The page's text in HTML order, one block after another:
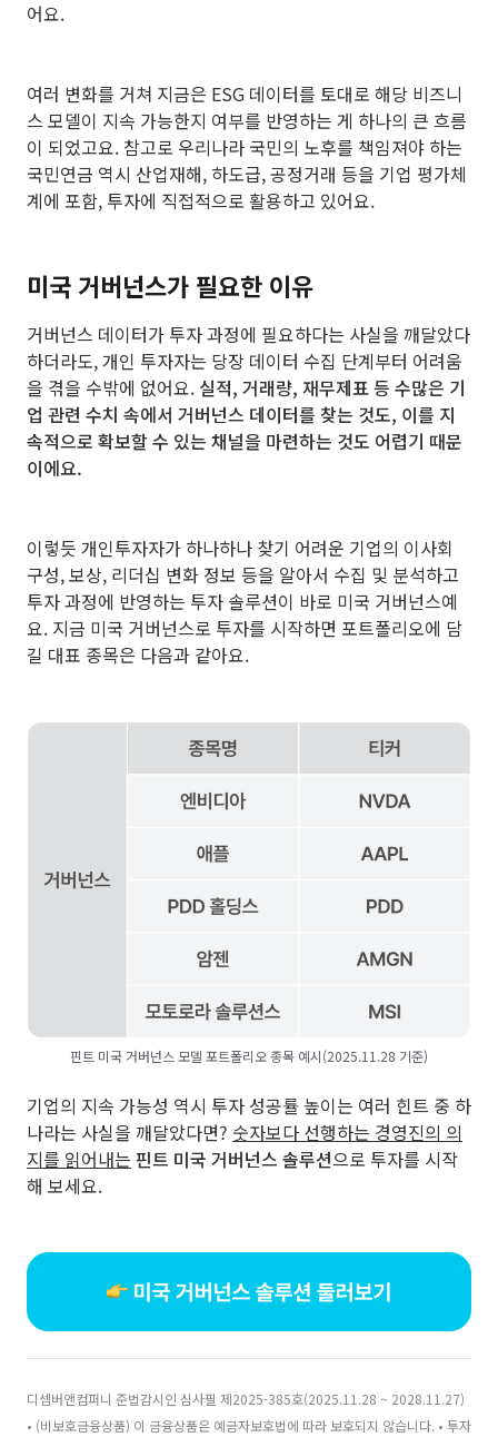
어요.
여러 변화를 거쳐 지금은 ESG 데이터를 토대로 해당 비즈니
스 모델이 지속 가능한지 여부를 반영하는 게 하나의 큰 흐름
이 되었고요. 참고로 우리나라 국민의 노후를 책임져야 하는
국민연금 역시 산업재해, 하도급, 공정거래 등을 기업 평가체
계에 포함, 투자에 직접적으로 활용하고 있어요.
미국 거버넌스가 필요한 이유
거버넌스 데이터가 투자 과정에 필요하다는 사실을 깨달았다
하더라도, 개인 투자자는 당장 데이터 수집 단계부터 어려움
을 겪을 수밖에 없어요. 실적, 거래량, 재무제표 등 수많은 기
업 관련 수치 속에서 거버넌스 데이터를 찾는 것도, 이를 지
속적으로 확보할 수 있는 채널을 마련하는 것도 어렵기 때문
이에요.
이렇듯 개인투자자가 하나하나 찾기 어려운 기업의 이사회
구성, 보상, 리더십 변화 정보 등을 알아서 수집 및 분석하고
투자 과정에 반영하는 투자 솔루션이 바로 미국 거버넌스예
요. 지금 미국 거버넌스로 투자를 시작하면 포트폴리오에 담
길 대표 종목은 다음과 같아요.
핀트 미국 거버넌스 모델 포트폴리오 종목 예시(2025.11.28 기준)
기업의 지속 가능성 역시 투자 성공률 높이는 여러 힌트 중 하
나라는 사실을 깨달았다면? 숫자보다 선행하는 경영진의 의
지를 읽어내는 핀트 미국 거버넌스 솔루션으로 투자를 시작
해 보세요.
디셈버앤컴퍼니 준법감시인 심사필 제2025-385호(2025.11.28 ~ 2028.11.27)
• (비보호금융상품) 이 금융상품은 예금자보호법에 따라 보호되지 않습니다. • 투자